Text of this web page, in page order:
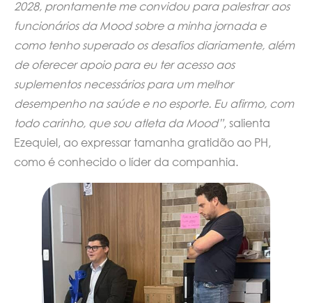
2028, prontamente me convidou para palestrar aos
funcionários da Mood sobre a minha jornada e
como tenho superado os desafios diariamente, além
de oferecer apoio para eu ter acesso aos
suplementos necessários para um melhor
desempenho na saúde e no esporte. Eu afirmo, com
todo carinho, que sou atleta da Mood”, salienta
Ezequiel, ao expressar tamanha gratidão ao PH,
como é conhecido o líder da companhia.